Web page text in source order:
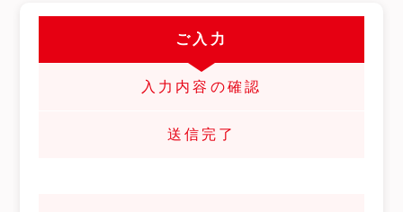
ご入力
入力内容の確認
送信完了